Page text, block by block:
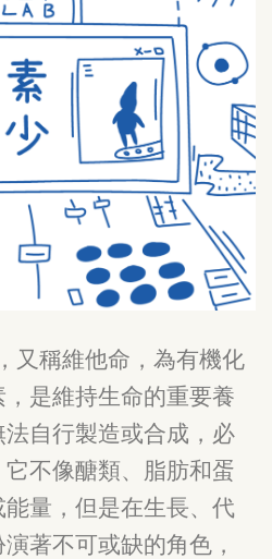
又稱維他命，為有機化
是維持生命的重要養
自行製造或合成，必
不像醣類、脂肪和蛋
量，但是在生長、代
著不可或缺的角色，